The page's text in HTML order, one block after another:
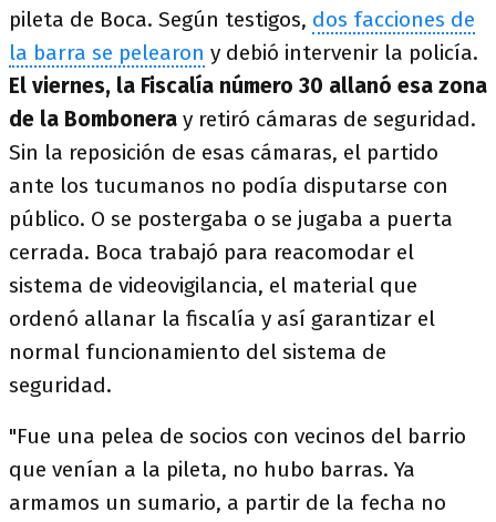
pileta de Boca. Según testigos, dos facciones de
la barra se pelearon y debió intervenir la policía.
El viernes, la Fiscalía número 30 allanó esa zona
de la Bombonera y retiró cámaras de seguridad.
Sin la reposición de esas cámaras, el partido
ante los tucumanos no podía disputarse con
público. O se postergaba o se jugaba a puerta
cerrada. Boca trabajó para reacomodar el
sistema de videovigilancia, el material que
ordenó allanar la fiscalía y así garantizar el
normal funcionamiento del sistema de
seguridad.
"Fue una pelea de socios con vecinos del barrio
que venían a la pileta, no hubo barras. Ya
armamos un sumario, a partir de la fecha no